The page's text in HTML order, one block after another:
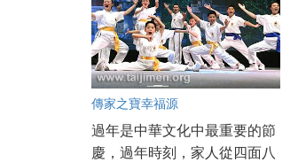
傳家之寶幸福源
過年是中華文化中最重要的節
慶，過年時刻，家人從四面八